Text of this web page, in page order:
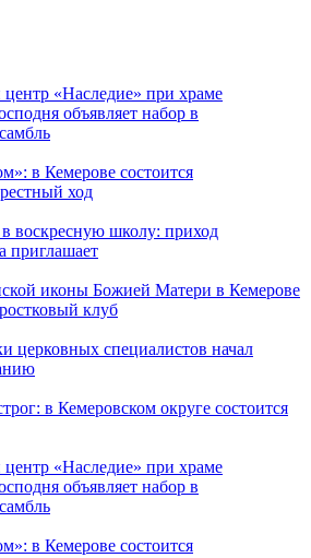
«Наследие» при храме
объявляет набор в
в Кемерове состоится
ход
воскресную школу: приход
приглашает
иконы Божией Матери в Кемерове
клуб
церковных специалистов начал
в Кемеровском округе состоится
«Наследие» при храме
объявляет набор в
в Кемерове состоится